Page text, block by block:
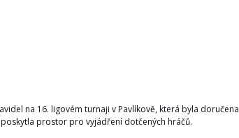
na 16. ligovém turnaji v Pavlíkově, která byla doručena
prostor pro vyjádření dotčených hráčů.